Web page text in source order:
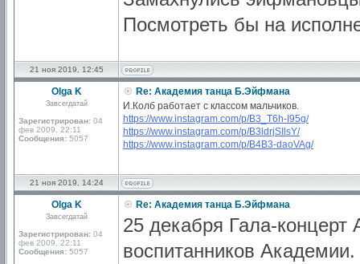
Посмотреть бы на
21 ноя 2019, 12:45
Olga K
Завсегдатай
Зарегистрирован: 04
фев 2009, 22:11
Сообщения: 5057
Re: Академия танца Б.Эйфмана
И.Колб работает с классом мальчиков.
https://www.instagram.com/p/B3_T6h-I95g/
https://www.instagram.com/p/B3ldrjSIlsY/
https://www.instagram.com/p/B4B3-daoVAg/
21 ноя 2019, 14:24
Olga K
Завсегдатай
Зарегистрирован: 04
фев 2009, 22:11
Сообщения: 5057
Re: Академия танца Б.Эйфмана
25 декабря Гала-
воспитанников Академии.